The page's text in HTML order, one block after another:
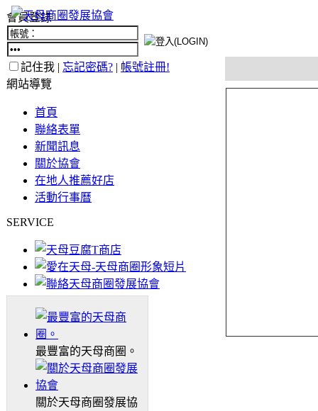
會員登錄
記住我 | 忘記密碼? | 帳號註冊!
網站導覽
首頁
聯絡表單
新聞訊息
關於協會
在地人推薦好店
活動行事曆
SERVICE
最豐富的天母商圈。
關於天母商圈發展協